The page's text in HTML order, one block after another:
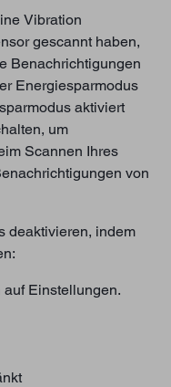
Vibration
gescannt haben,
Benachrichtigungen
Energiesparmodus
aktiviert
um
Scannen Ihres
von
deaktivieren, indem
Einstellungen.